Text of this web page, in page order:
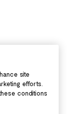
戒指
戒指
site
efforts.
conditions